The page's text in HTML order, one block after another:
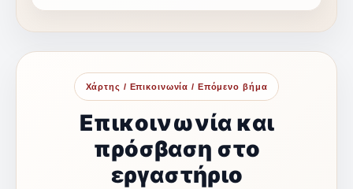
Χάρτης / Επικοινωνία / Επόμενο βήμα
Επικοινωνία και
πρόσβαση στο
εργαστήριο